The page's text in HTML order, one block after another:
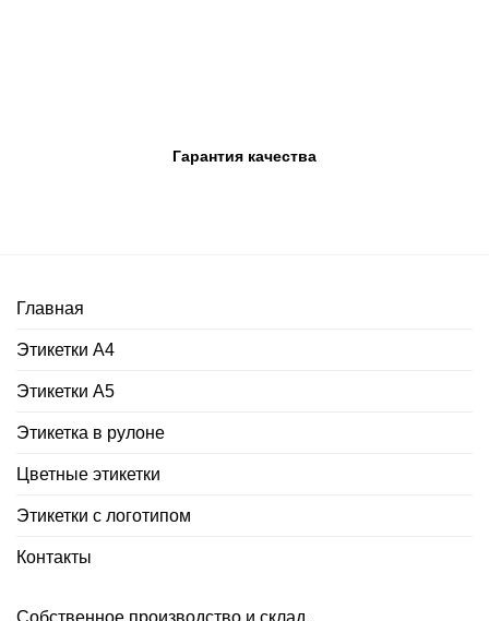
Гарантия качества
Главная
Этикетки А4
Этикетки А5
Этикетка в рулоне
Цветные этикетки
Этикетки с логотипом
Контакты
Собственное производство и склад.